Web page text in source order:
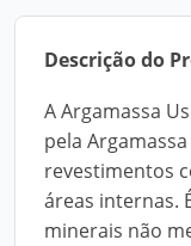
Descrição do
A Argamassa
pela
revestimentos
áreas internas.
minerais não